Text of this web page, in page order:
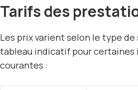
Tarifs des
Les prix varient selon le type de
tableau indicatif pour
courantes :